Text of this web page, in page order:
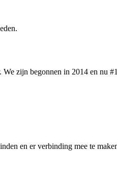
zijn begonnen in 2014 en nu
en er verbinding mee te